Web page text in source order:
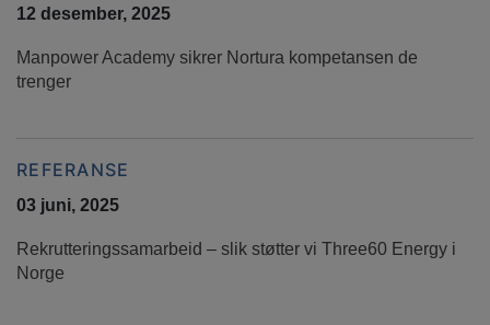
12 desember, 2025
Manpower Academy sikrer Nortura kompetansen de
trenger
REFERANSE
03 juni, 2025
Rekrutteringssamarbeid – slik støtter vi Three60 Energy i
Norge